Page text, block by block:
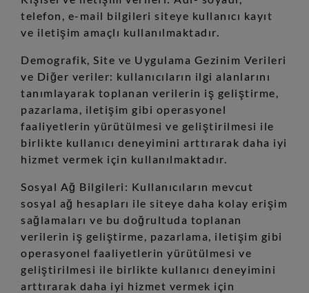
telefon, e-mail bilgileri siteye kullanıcı kayıt
ve iletişim amaçlı kullanılmaktadır.
Demografik, Site ve Uygulama Gezinim Verileri
ve Diğer veriler: kullanıcıların ilgi alanlarını
tanımlayarak toplanan verilerin iş geliştirme,
pazarlama, iletişim gibi operasyonel
faaliyetlerin yürütülmesi ve geliştirilmesi ile
birlikte kullanıcı deneyimini arttırarak daha iyi
hizmet vermek için kullanılmaktadır.
Sosyal Ağ Bilgileri: Kullanıcıların mevcut
sosyal ağ hesapları ile siteye daha kolay erişim
sağlamaları ve bu doğrultuda toplanan
verilerin iş geliştirme, pazarlama, iletişim gibi
operasyonel faaliyetlerin yürütülmesi ve
geliştirilmesi ile birlikte kullanıcı deneyimini
arttırarak daha iyi hizmet vermek için